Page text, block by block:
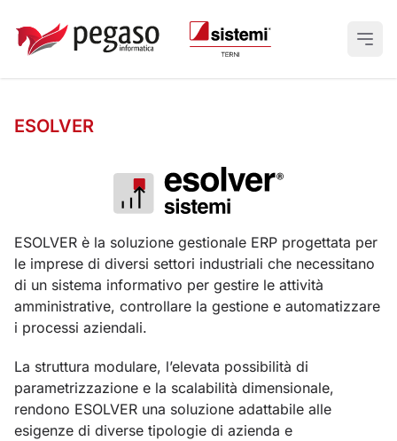
ESOLVER
ESOLVER è la soluzione gestionale ERP progettata per
le imprese di diversi settori industriali che necessitano
di un sistema informativo per gestire le attività
amministrative, controllare la gestione e automatizzare
i processi aziendali.
La struttura modulare, l’elevata possibilità di
parametrizzazione e la scalabilità dimensionale,
rendono ESOLVER una soluzione adattabile alle
esigenze di diverse tipologie di azienda e